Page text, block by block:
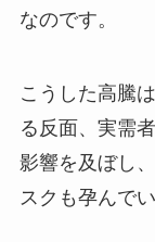
なのです。
こうした高騰
る反面、実需
影響を及ぼし
スクも孕んでい